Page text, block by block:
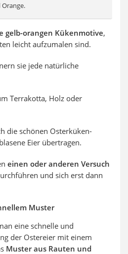
Orange.
gelb-orangen Kükenmotive,
leicht aufzumalen sind.
sie jede natürliche
Terrakotta, Holz oder
die schönen Osterküken-
Eier übertragen.
einen oder anderen Versuch
und sich erst dann
Muster
eine schnelle und
der Ostereier mit einem
Muster aus Rauten und